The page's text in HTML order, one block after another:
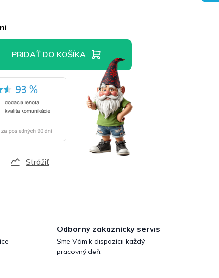
PRIDAŤ DO KOŠÍKA
Strážiť
Odborný zakaznícky servis
Sme Vám k dispozícii každý
pracovný deň.